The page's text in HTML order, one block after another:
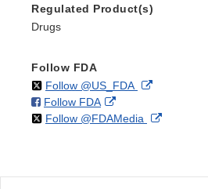
Regulated Product(s)
Drugs
Follow FDA
Follow @US_FDAon External
Disclaimer
Follow FDAon
Facebook
External
Link
Follow @FDAMedia on External